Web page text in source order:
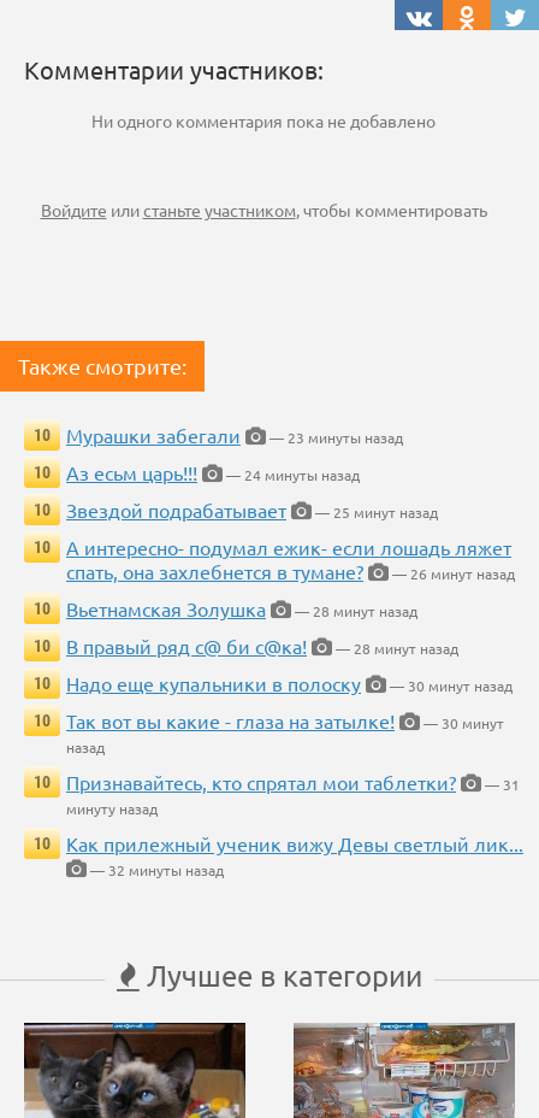
Комментарии участников:
Ни одного комментария пока не добавлено
Войдите илистаньте участником, чтобы комментировать
Также смотрите:
10 Мурашки забегали
— 23 минуты назад
10
Аз есьм царь!!!
— 24 минуты назад
10
Звездой подрабатывает
— 25 минут назад
10
А интересно- подумал ежик- если лошадь ляжет
спать, она захлебнется в тумане?
— 26 минут назад
10
Вьетнамская Золушка
— 28 минут назад
10
В правый ряд с@ би с@ка!
— 28 минут назад
10
Надо еще купальники в полоску
— 30 минут назад
10
Так вот вы какие - глаза на затылке!
— 30 минут
назад
10
Признавайтесь, кто спрятал мои таблетки?
— 31
минуту назад
10
Как прилежный ученик вижу Девы светлый лик...
— 32 минуты назад
Лучшее в категории